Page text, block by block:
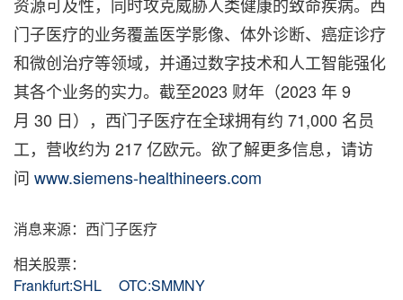
门子医疗的业务覆盖医学影像、体外诊断、癌症诊疗
和微创治疗等领域，并通过数字技术和人工智能强化
其各个业务的实力。截至2023 财年（2023 年 9
月 30 日），西门子医疗在全球拥有约 71,000 名员
工，营收约为 217 亿欧元。欲了解更多信息，请访
问 www.siemens-healthineers.com
消息来源：西门子医疗
相关股票：
Frankfurt:SHL
OTC:SMMNY